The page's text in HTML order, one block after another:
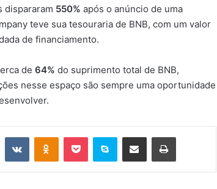
dispararam 550% após o anúncio de uma
teve sua tesouraria de BNB, com um valor
de financiamento.
de 64% do suprimento total de BNB,
nesse espaço são sempre uma oportunidade
VK OK Pocket Skype Compartilhar via e-mail Imprimir